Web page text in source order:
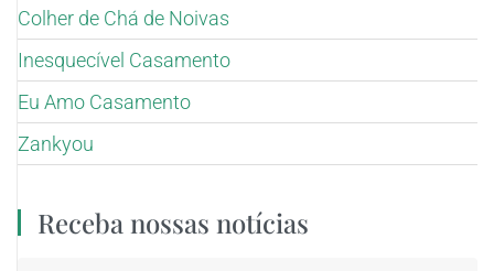
Colher de Chá de Noivas
Inesquecível Casamento
Eu Amo Casamento
Zankyou
Receba nossas notícias